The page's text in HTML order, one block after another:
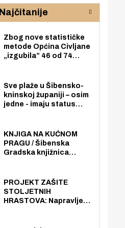
Najčitanije
Zbog nove statističke
metode Općina Civljane
„izgubila” 46 od 74
nego radno sposobnih
osoba među svojih 170
stanovnika.
Sve plaže u Šibensko-
kninskoj županiji – osim
jedne - imaju status
općoj upotrebi. Pristup
je slobodan i besplatan
za sve građane i
KNJIGA NA KUĆNOM
PRAGU / Šibenska
Gradska knjižnica
knjiga na kućnu adresu
električnim biciklom.
PROJEKT ZAŠITE
STOLJETNIH
HRASTOVA: Napravljen